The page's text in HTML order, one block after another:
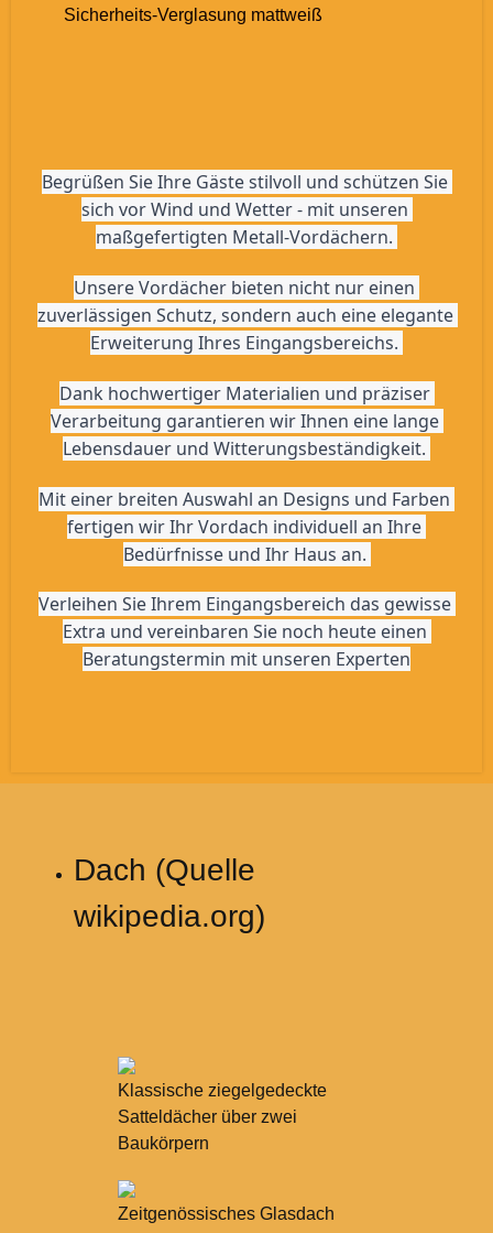
Sicherheits-Verglasung mattweiß
Begrüßen Sie Ihre Gäste stilvoll und schützen Sie
sich vor Wind und Wetter - mit unseren
maßgefertigten Metall-Vordächern.
Unsere Vordächer bieten nicht nur einen
zuverlässigen Schutz, sondern auch eine elegante
Erweiterung Ihres Eingangsbereichs.
Dank hochwertiger Materialien und präziser
Verarbeitung garantieren wir Ihnen eine lange
Lebensdauer und Witterungsbeständigkeit.
Mit einer breiten Auswahl an Designs und Farben
fertigen wir Ihr Vordach individuell an Ihre
Bedürfnisse und Ihr Haus an.
Verleihen Sie Ihrem Eingangsbereich das gewisse
Extra und vereinbaren Sie noch heute einen
Beratungstermin mit unseren Experten
Dach (Quelle
wikipedia.org)
Klassische ziegelgedeckte
Satteldächer über zwei
Baukörpern
Zeitgenössisches Glasdach